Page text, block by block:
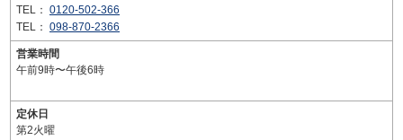
TEL： 0120-502-366
TEL： 098-870-2366
営業時間
午前9時〜午後6時
定休日
第2火曜